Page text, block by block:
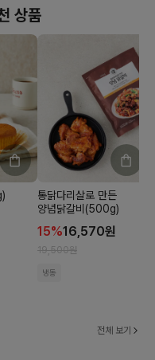
상품
통닭다리살로 만든
양념닭갈비(500g)
15%16,570원
19,500원
냉동
전체 보기